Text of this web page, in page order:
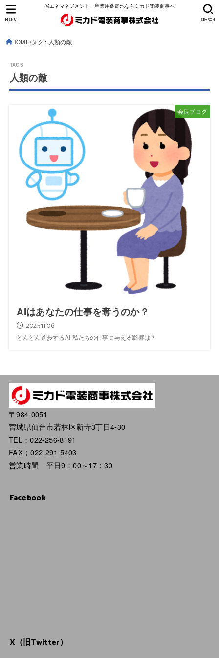
省エネマネジメント・産業用蓄電池ならミカド電装商事へ
SEARCH
MENU
HOME タグ : 人類の敵
人類の敵
会長ブログ
AIはあなたの仕事を奪うのか？
2025.11.06
どんどん進歩するAI 私たちの仕事に与える影響は？
〒984-0051
宮城県仙台市若林区新寺3丁目4-30
TEL；022-256-8191
FAX；022-291-5403
営業時間 平日9：00～17：30
Facebook
X（旧Twitter）